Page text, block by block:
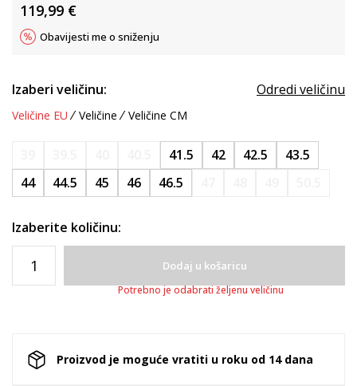
119,99 €
Obavijesti me o sniženju
Izaberi veličinu: Odredi veličinu
Veličine EU Veličine Veličine CM
41.5 42 42.5
43.5
44
44.5 45 46 46.5
Izaberite količinu:
Dodaj u košaricu
Potrebno je odabrati željenu veličinu
Proizvod je moguće vratiti u roku od 14 dana